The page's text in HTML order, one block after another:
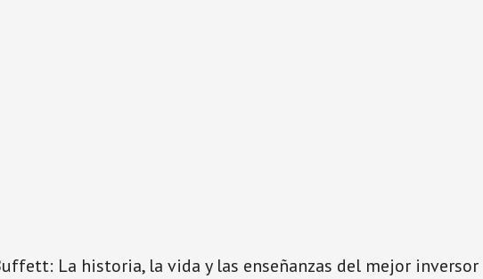
La historia, la vida y las enseñanzas del mejor inversor